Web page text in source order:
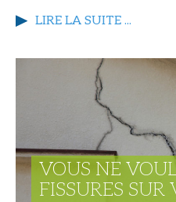
LIRE LA SUITE ...
VOUS NE
FISSURES